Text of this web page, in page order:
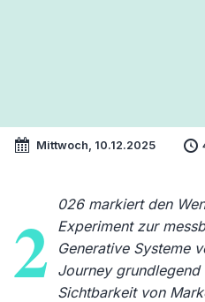
Mittwoch, 10.12.2025
2
026 markiert den
Experiment zur
Generative Systeme
Journey
Sichtbarkeit von